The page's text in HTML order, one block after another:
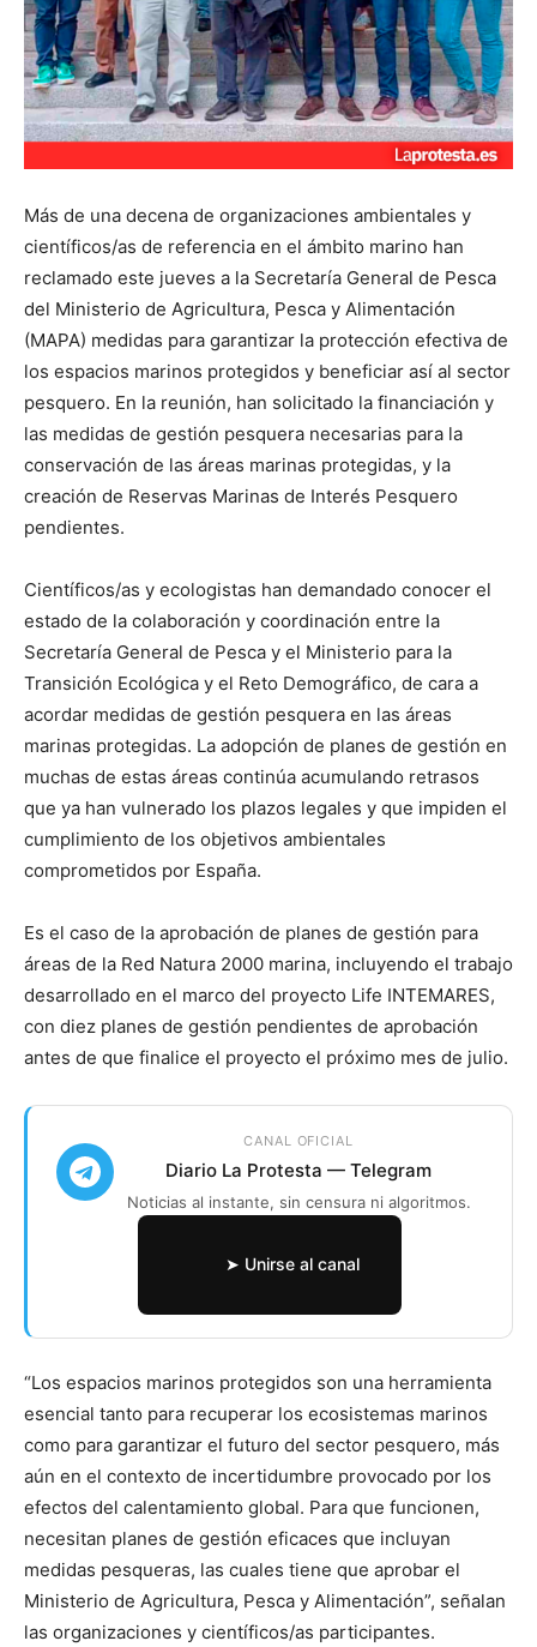
Más de una decena de organizaciones ambientales y
científicos/as de referencia en el ámbito marino han
reclamado este jueves a la Secretaría General de Pesca
del Ministerio de Agricultura, Pesca y Alimentación
(MAPA) medidas para garantizar la protección efectiva de
los espacios marinos protegidos y beneficiar así al sector
pesquero. En la reunión, han solicitado la financiación y
las medidas de gestión pesquera necesarias para la
conservación de las áreas marinas protegidas, y la
creación de Reservas Marinas de Interés Pesquero
pendientes.
Científicos/as y ecologistas han demandado conocer el
estado de la colaboración y coordinación entre la
Secretaría General de Pesca y el Ministerio para la
Transición Ecológica y el Reto Demográfico, de cara a
acordar medidas de gestión pesquera en las áreas
marinas protegidas. La adopción de planes de gestión en
muchas de estas áreas continúa acumulando retrasos
que ya han vulnerado los plazos legales y que impiden el
cumplimiento de los objetivos ambientales
comprometidos por España.
Es el caso de la aprobación de planes de gestión para
áreas de la Red Natura 2000 marina, incluyendo el trabajo
desarrollado en el marco del proyecto Life INTEMARES,
con diez planes de gestión pendientes de aprobación
antes de que finalice el proyecto el próximo mes de julio.
CANAL OFICIAL
Diario La Protesta — Telegram
Noticias al instante, sin censura ni algoritmos.
➤ Unirse al canal
“Los espacios marinos protegidos son una herramienta
esencial tanto para recuperar los ecosistemas marinos
como para garantizar el futuro del sector pesquero, más
aún en el contexto de incertidumbre provocado por los
efectos del calentamiento global. Para que funcionen,
necesitan planes de gestión eficaces que incluyan
medidas pesqueras, las cuales tiene que aprobar el
Ministerio de Agricultura, Pesca y Alimentación”, señalan
las organizaciones y científicos/as participantes.